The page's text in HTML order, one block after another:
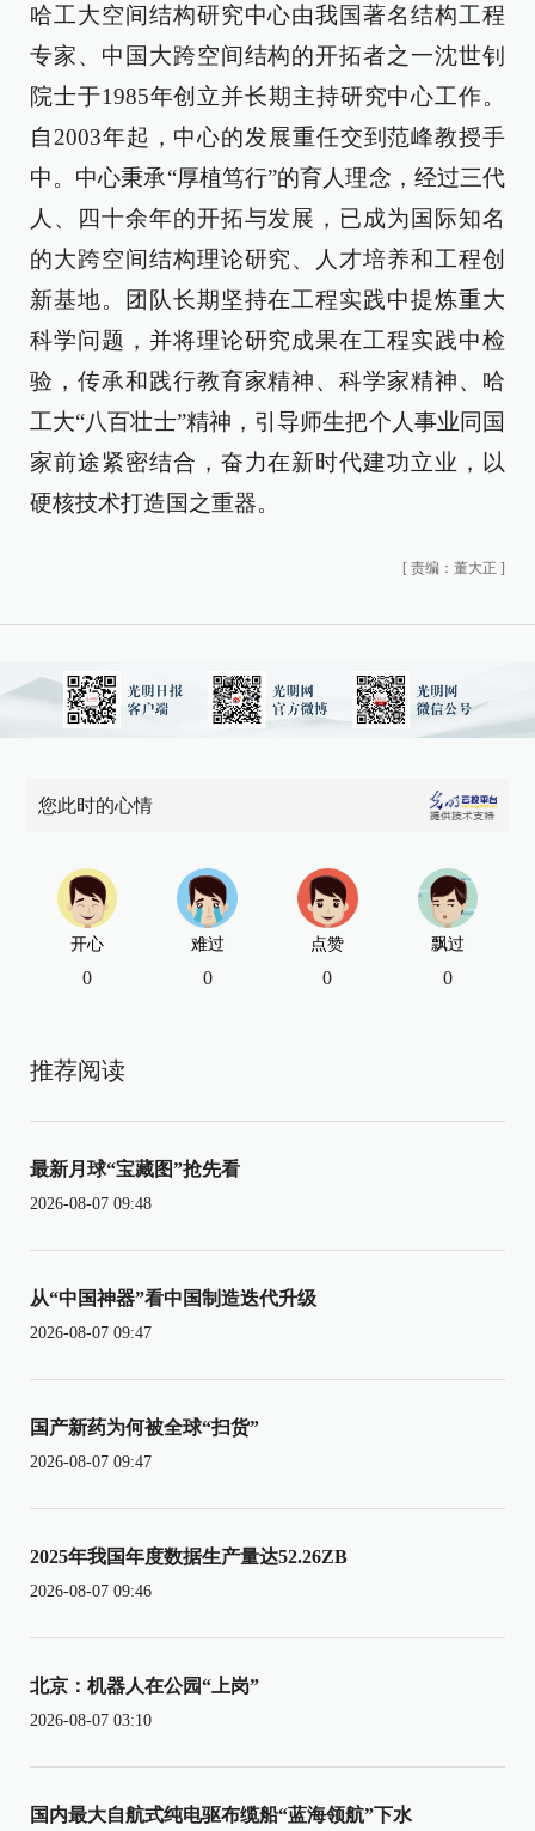
哈工大空间结构研究中心由我国著名结构工程
专家、中国大跨空间结构的开拓者之一沈世钊
院士于1985年创立并长期主持研究中心工作。
自2003年起，中心的发展重任交到范峰教授手
中。中心秉承“厚植笃行”的育人理念，经过三代
人、四十余年的开拓与发展，已成为国际知名
的大跨空间结构理论研究、人才培养和工程创
新基地。团队长期坚持在工程实践中提炼重大
科学问题，并将理论研究成果在工程实践中检
验，传承和践行教育家精神、科学家精神、哈
工大“八百壮士”精神，引导师生把个人事业同国
家前途紧密结合，奋力在新时代建功立业，以
硬核技术打造国之重器。
[ 责编：董大正 ]
您此时的心情
开心
0
难过
0
点赞
0
飘过
0
推荐阅读
最新月球“宝藏图”抢先看
2026-08-07 09:48
从“中国神器”看中国制造迭代升级
2026-08-07 09:47
国产新药为何被全球“扫货”
2026-08-07 09:47
2025年我国年度数据生产量达52.26ZB
2026-08-07 09:46
北京：机器人在公园“上岗”
2026-08-07 03:10
国内最大自航式纯电驱布缆船“蓝海领航”下水